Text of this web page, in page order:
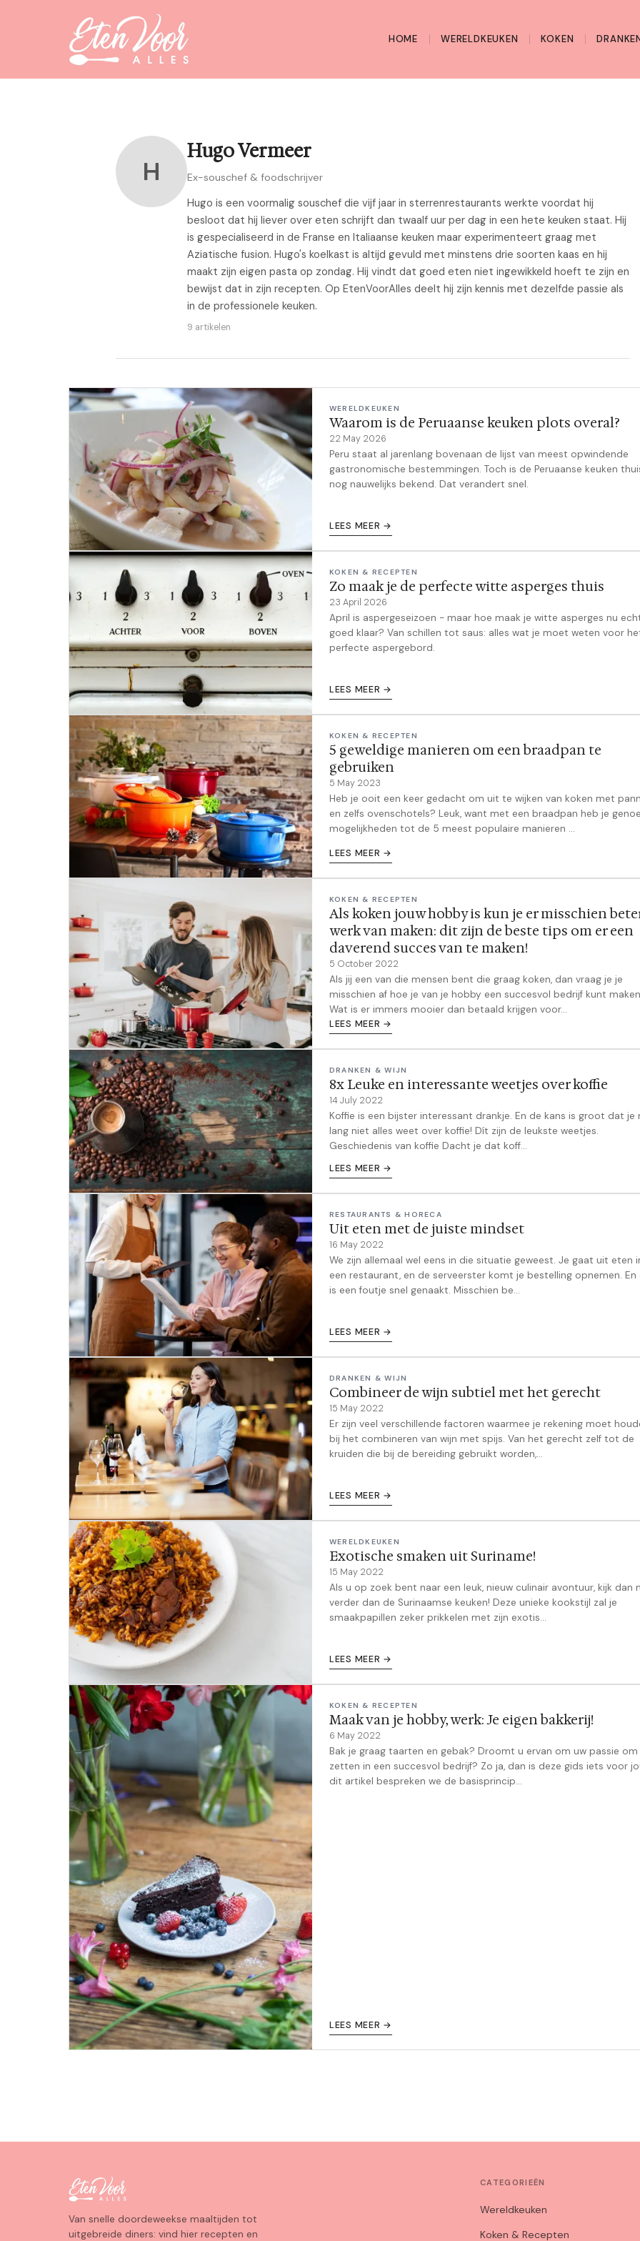
HOME WERELDKEUKEN KOKEN
H
Hugo Vermeer
Ex-souschef & foodschrijver
Hugo is een voormalig souschef die vijf jaar in sterrenrestaurants werkte voordat hij
besloot dat hij liever over eten schrijft dan twaalf uur per dag in een hete keuken staat. Hij
is gespecialiseerd in de Franse en Italiaanse keuken maar experimenteert graag met
Aziatische fusion. Hugo's koelkast is altijd gevuld met minstens drie soorten kaas en hij
maakt zijn eigen pasta op zondag. Hij vindt dat goed eten niet ingewikkeld hoeft te zijn en
bewijst dat in zijn recepten. Op EtenVoorAlles deelt hij zijn kennis met dezelfde passie als
in de professionele keuken.
9 artikelen
WERELDKEUKEN
Waarom is de Peruaanse keuken plots overal?
22 May 2026
Peru staat al jarenlang bovenaan de lijst van meest opwindende
gastronomische bestemmingen. Toch is de Peruaanse keuken
nog nauwelijks bekend. Dat verandert snel.
LEES MEER →
KOKEN & RECEPTEN
Zo maak je de perfecte witte asperges thuis
23 April 2026
April is aspergeseizoen - maar hoe maak je witte asperges nu
goed klaar? Van schillen tot saus: alles wat je moet weten voor
perfecte aspergebord.
LEES MEER →
KOKEN & RECEPTEN
5 geweldige manieren om een braadpan te
gebruiken
5 May 2023
Heb je ooit een keer gedacht om uit te wijken van koken met
en zelfs ovenschotels? Leuk, want met een braadpan heb je
mogelijkheden tot de 5 meest populaire manieren ...
LEES MEER →
KOKEN & RECEPTEN
Als koken jouw hobby is kun je er misschien
werk van maken: dit zijn de beste tips om er een
daverend succes van te maken!
5 October 2022
Als jij een van die mensen bent die graag koken, dan vraag je je
misschien af hoe je van je hobby een succesvol bedrijf kunt
Wat is er immers mooier dan betaald krijgen voor...
LEES MEER →
DRANKEN & WIJN
8x Leuke en interessante weetjes over koffie
14 July 2022
Koffie is een bijster interessant drankje. En de kans is groot dat je
lang niet alles weet over koffie! Dít zijn de leukste weetjes.
Geschiedenis van koffie Dacht je dat koff...
LEES MEER →
RESTAURANTS & HORECA
Uit eten met de juiste mindset
16 May 2022
We zijn allemaal wel eens in die situatie geweest. Je gaat uit eten
een restaurant, en de serveerster komt je bestelling opnemen. En
is een foutje snel genaakt. Misschien be...
LEES MEER →
DRANKEN & WIJN
Combineer de wijn subtiel met het gerecht
15 May 2022
Er zijn veel verschillende factoren waarmee je rekening moet
bij het combineren van wijn met spijs. Van het gerecht zelf tot de
kruiden die bij de bereiding gebruikt worden,...
LEES MEER →
WERELDKEUKEN
Exotische smaken uit Suriname!
15 May 2022
Als u op zoek bent naar een leuk, nieuw culinair avontuur, kijk dan
verder dan de Surinaamse keuken! Deze unieke kookstijl zal je
smaakpapillen zeker prikkelen met zijn exotis...
LEES MEER →
KOKEN & RECEPTEN
Maak van je hobby, werk: Je eigen bakkerij!
6 May 2022
Bak je graag taarten en gebak? Droomt u ervan om uw passie
zetten in een succesvol bedrijf? Zo ja, dan is deze gids iets voor
dit artikel bespreken we de basisprincip...
LEES MEER →
Van snelle doordeweekse maaltijden tot
uitgebreide diners: vind hier recepten en
CATEGORIEËN
Wereldkeuken
Koken & Recepten